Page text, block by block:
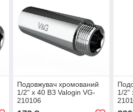
Подовжувач хромований
1/2" x 40 ВЗ Valogin VG-
210106
1/2"